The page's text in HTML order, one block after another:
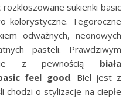
sukienki basic
kolorystyczne. Tegoroczne
odważnych, neonowych
pasteli. Prawdziwym
z pewnością biała
feel good. Biel jest z
chodzi o stylizacje na ciepłe